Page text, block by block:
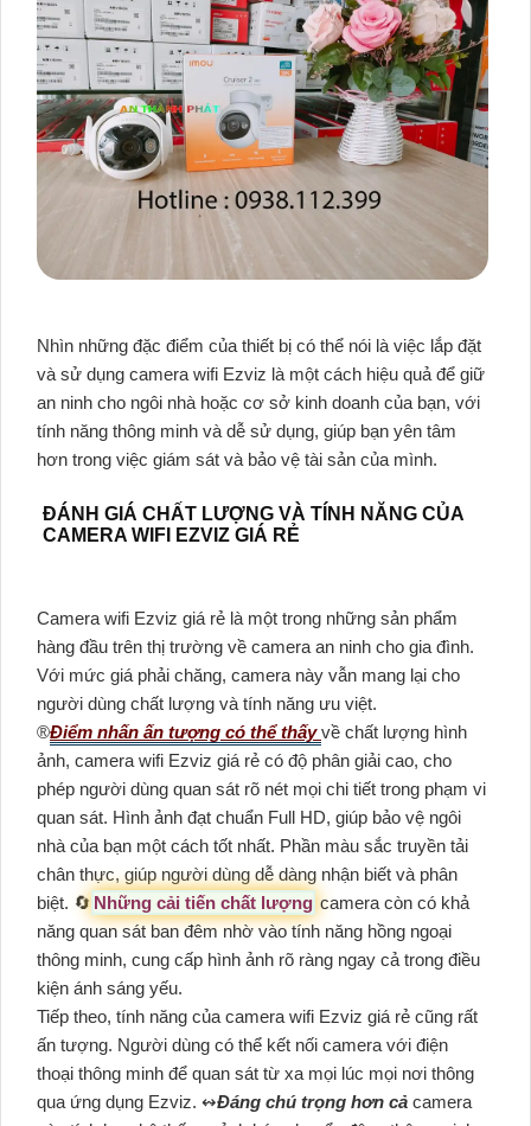
Nhìn những đặc điểm của thiết bị có thể nói là việc lắp đặt
và sử dụng camera wifi Ezviz là một cách hiệu quả để giữ
an ninh cho ngôi nhà hoặc cơ sở kinh doanh của bạn, với
tính năng thông minh và dễ sử dụng, giúp bạn yên tâm
hơn trong việc giám sát và bảo vệ tài sản của mình.
ĐÁNH GIÁ CHẤT LƯỢNG VÀ TÍNH NĂNG CỦA
CAMERA WIFI EZVIZ GIÁ RẺ
Camera wifi Ezviz giá rẻ là một trong những sản phẩm
hàng đầu trên thị trường về camera an ninh cho gia đình.
Với mức giá phải chăng, camera này vẫn mang lại cho
người dùng chất lượng và tính năng ưu việt.
®️Điểm nhấn ấn tượng có thể thấyvề chất lượng hình
ảnh, camera wifi Ezviz giá rẻ có độ phân giải cao, cho
phép người dùng quan sát rõ nét mọi chi tiết trong phạm vi
quan sát. Hình ảnh đạt chuẩn Full HD, giúp bảo vệ ngôi
nhà của bạn một cách tốt nhất. Phần màu sắc truyền tải
chân thực, giúp người dùng dễ dàng nhận biết và phân
biệt. 🔄 Những cải tiến chất lượng camera còn có khả
năng quan sát ban đêm nhờ vào tính năng hồng ngoại
thông minh, cung cấp hình ảnh rõ ràng ngay cả trong điều
kiện ánh sáng yếu.
Tiếp theo, tính năng của camera wifi Ezviz giá rẻ cũng rất
ấn tượng. Người dùng có thể kết nối camera với điện
thoại thông minh để quan sát từ xa mọi lúc mọi nơi thông
qua ứng dụng Ezviz. ↭Đáng chú trọng hơn cả camera